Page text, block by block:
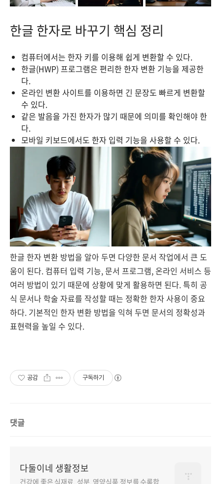
한글 한자로 바꾸기 핵심 정리
컴퓨터에서는 한자 키를 이용해 쉽게 변환할 수 있다.
한글(HWP) 프로그램은 편리한 한자 변환 기능을 제공한
다.
온라인 변환 사이트를 이용하면 긴 문장도 빠르게 변환할
수 있다.
같은 발음을 가진 한자가 많기 때문에 의미를 확인해야 한
다.
모바일 키보드에서도 한자 입력 기능을 사용할 수 있다.
한글 한자 변환 방법을 알아 두면 다양한 문서 작업에서 큰 도
움이 된다. 컴퓨터 입력 기능, 문서 프로그램, 온라인 서비스 등
여러 방법이 있기 때문에 상황에 맞게 활용하면 된다. 특히 공
식 문서나 학술 자료를 작성할 때는 정확한 한자 사용이 중요
하다. 기본적인 한자 변환 방법을 익혀 두면 문서의 정확성과
표현력을 높일 수 있다.
공감 구독하기
댓글
다둘이네 생활정보
건강에 좋은 식재료, 성분, 영양식품 정보를 수록합